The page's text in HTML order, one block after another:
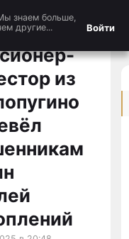
знаем больше,
другие...
Войти
из